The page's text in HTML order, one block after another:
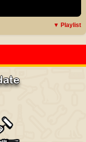
▼ Playlist